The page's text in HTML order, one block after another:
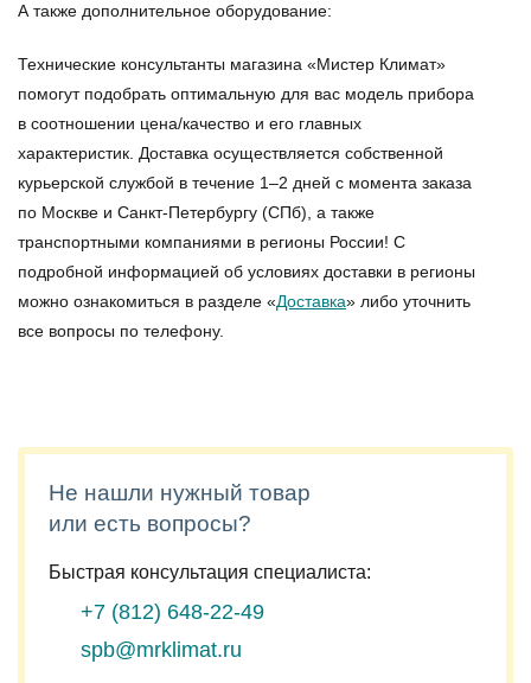
А также дополнительное оборудование:
Технические консультанты магазина «Мистер Климат»
помогут подобрать оптимальную для вас модель прибора
в соотношении цена/качество и его главных
характеристик. Доставка осуществляется собственной
курьерской службой в течение 1–2 дней с момента заказа
по Москве и Санкт-Петербургу (СПб), а также
транспортными компаниями в регионы России! С
подробной информацией об условиях доставки в регионы
можно ознакомиться в разделе «Доставка» либо уточнить
все вопросы по телефону.
Не нашли нужный товар
или есть вопросы?
Быстрая консультация специалиста:
+7 (812) 648-22-49
spb@mrklimat.ru